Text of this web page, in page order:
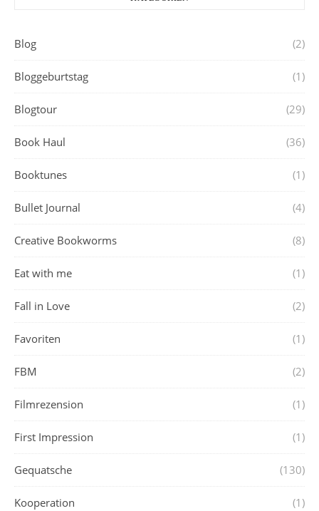
Blog (2)
Bloggeburtstag (1)
Blogtour (29)
Book Haul (36)
Booktunes (1)
Bullet Journal (4)
Creative Bookworms (8)
Eat with me (1)
Fall in Love (2)
Favoriten (1)
FBM (2)
Filmrezension (1)
First Impression (1)
Gequatsche (130)
Kooperation (1)